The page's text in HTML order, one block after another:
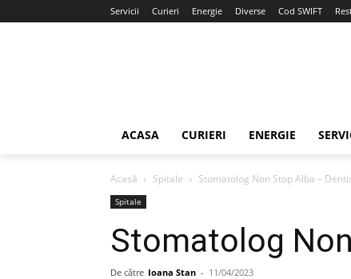
Servicii Curieri Energie Diverse Cod SWIFT
ACASA CURIERI ENERGIE
Acasă Spitale Stomatolog Non Stop Alba –
Spitale
Stomatolog
De către Ioana Stan - 11/04/2023